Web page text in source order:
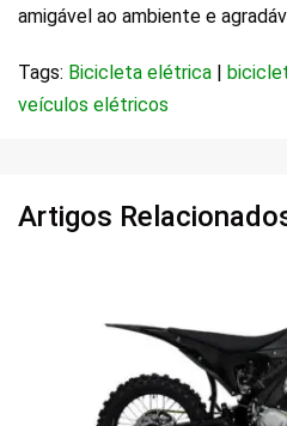
amigável ao ambiente e
Tags: Bicicleta elétrica
veículos elétricos
Artigos